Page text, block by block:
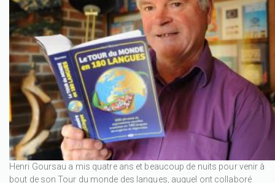
Henri Goursau a mis quatre ans et beaucoup de nuits pour venir à
bout de son Tour du monde des langues, auquel ont collaboré